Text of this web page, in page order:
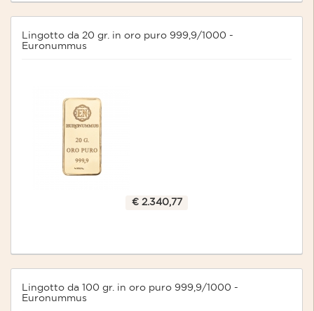
Lingotto da 20 gr. in oro puro 999,9/1000 -
Euronummus
€ 2.340,77
Lingotto da 100 gr. in oro puro 999,9/1000 -
Euronummus